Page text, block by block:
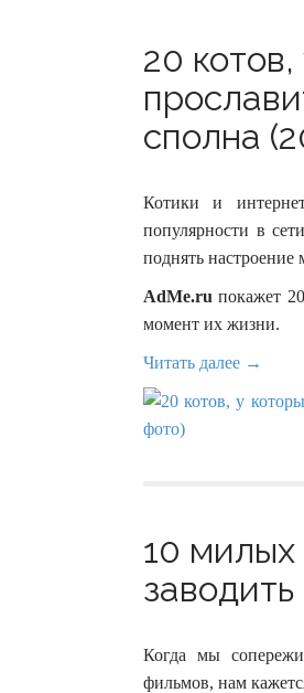
20
сполна
Котики и
популярности в
поднять настроение
AdMe.ruпокажет
момент их жизни.
Читать далее →
10 милых
Когда мы
фильмов, нам